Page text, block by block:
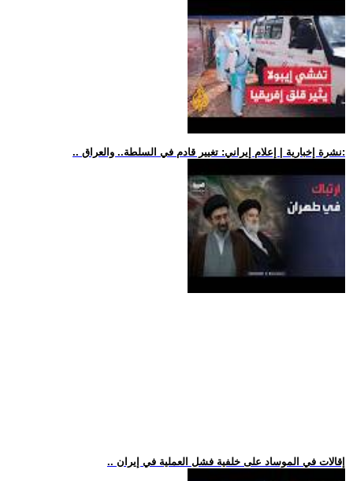
.. نشرة إخبارية | إعلام إيراني: تغيير قادم في السلطة.. والعراق:
.. إقالات في الموساد على خلفية فشل العملية في إيران